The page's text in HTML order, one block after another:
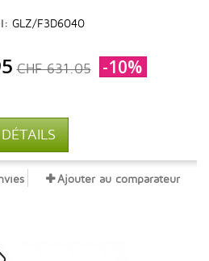
GLZ/F3D6040
CHF 631.05 -10%
DÉTAILS
Ajouter au comparateur